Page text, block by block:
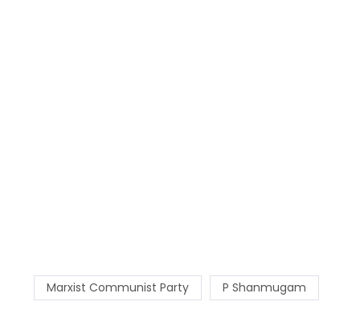
Marxist Communist Party P Shanmugam